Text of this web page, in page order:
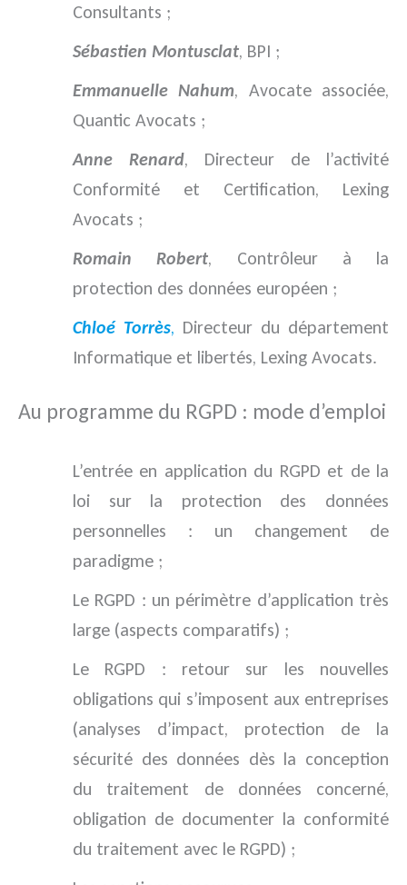
Consultants ;
Sébastien Montusclat, BPI ;
Emmanuelle Nahum, Avocate associée,
Quantic Avocats ;
Anne Renard, Directeur de l’activité
Conformité et Certification, Lexing
Avocats ;
Romain Robert, Contrôleur à la
protection des données européen ;
Chloé Torrès, Directeur du département
Informatique et libertés, Lexing Avocats.
Au programme du RGPD : mode d’emploi
L’entrée en application du RGPD et de la
loi sur la protection des données
personnelles : un changement de
paradigme ;
Le RGPD : un périmètre d’application très
large (aspects comparatifs) ;
Le RGPD : retour sur les nouvelles
obligations qui s’imposent aux entreprises
(analyses d’impact, protection de la
sécurité des données dès la conception
du traitement de données concerné,
obligation de documenter la conformité
du traitement avec le RGPD) ;